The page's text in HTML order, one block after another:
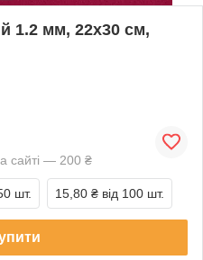
1.2 мм, 22x30 см,
сайті — 200 ₴
шт. 15,80 ₴ від 100 шт.